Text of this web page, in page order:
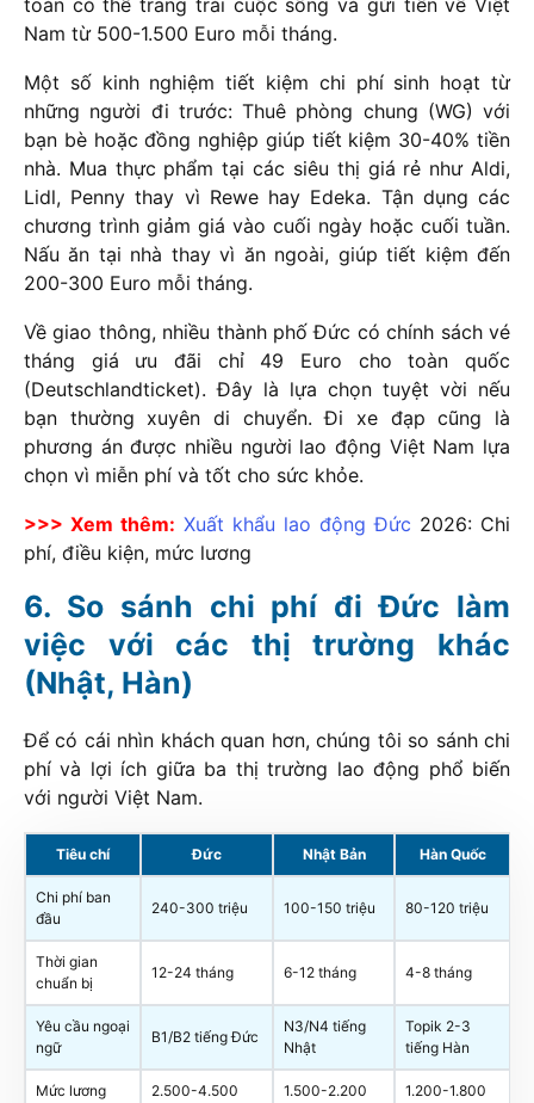
Nam từ 500-1.500 Euro mỗi tháng.
Một số kinh nghiệm tiết kiệm chi phí sinh hoạt từ
những người đi trước: Thuê phòng chung (WG) với
bạn bè hoặc đồng nghiệp giúp tiết kiệm 30-40% tiền
nhà. Mua thực phẩm tại các siêu thị giá rẻ như Aldi,
Lidl, Penny thay vì Rewe hay Edeka. Tận dụng các
chương trình giảm giá vào cuối ngày hoặc cuối tuần.
Nấu ăn tại nhà thay vì ăn ngoài, giúp tiết kiệm đến
200-300 Euro mỗi tháng.
Về giao thông, nhiều thành phố Đức có chính sách vé
tháng giá ưu đãi chỉ 49 Euro cho toàn quốc
(Deutschlandticket). Đây là lựa chọn tuyệt vời nếu
bạn thường xuyên di chuyển. Đi xe đạp cũng là
phương án được nhiều người lao động Việt Nam lựa
chọn vì miễn phí và tốt cho sức khỏe.
>>> Xem thêm: Xuất khẩu lao động Đức 2026: Chi
phí, điều kiện, mức lương
So sánh chi phí đi Đức làm
việc với các thị trường khác
(Nhật, Hàn)
Để có cái nhìn khách quan hơn, chúng tôi so sánh chi
phí và lợi ích giữa ba thị trường lao động phổ biến
với người Việt Nam.
Tiêu chí Đức Nhật Bản Hàn Quốc
Chi phí ban
đầu
240-300 triệu 100-150 triệu 80-120 triệu
Thời gian
chuẩn bị
12-24 tháng 6-12 tháng 4-8 tháng
Yêu cầu ngoại
ngữ
B1/B2 tiếng Đức
N3/N4 tiếng
Nhật
Topik 2-3
tiếng Hàn
Mức lương
2.500-4.500
1.500-2.200
1.200-1.800